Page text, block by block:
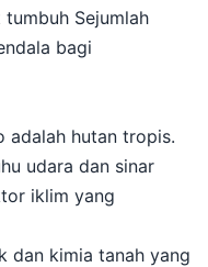
Sejumlah
bagi
adalah hutan tropis.
udara dan sinar
iklim yang
dan kimia tanah yang